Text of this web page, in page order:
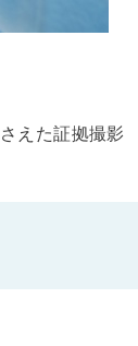
えた証拠撮影